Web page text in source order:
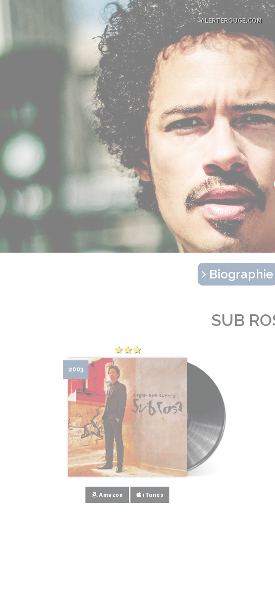
ALERTEROUGE.COM
Biographie
SUB
2003
Amazon iTunes